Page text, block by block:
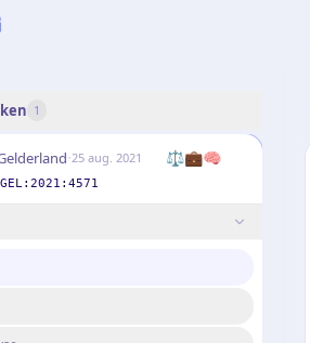
1
·25 aug. 2021 ⚖️💼🧠